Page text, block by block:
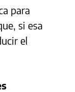
para
si esa
el